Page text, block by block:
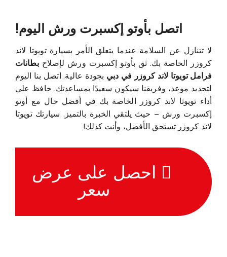
اتصل بأوتو إكسبرت ورش اليوم!
لا تتنازل عن السلامة عندما يتعلق الأمر بسيارة تويوتا لاند
كروزر الخاصة بك. ثق بأوتو إكسبرت ورش لإصلاحبطانات
فرامل تويوتا لاند كروزر في دبي بجودة عالية. اتصل بنا اليوم
لتحديد موعد، وفريقنا سيكون سعيدًا بمساعدتك. حافظ على
أداء تويوتا لاند كروزر الخاصة بك في أفضل حال مع أوتو
إكسبرت ورش – حيث يلتقي الخبرة بالتميز. سيارتك تويوتا
لاند كروزر تستحق الأفضل، وأنت كذلك!
احصل على عرض
سعر